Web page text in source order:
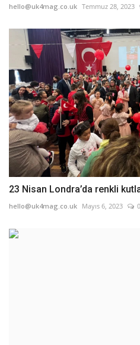
hello@uk4mag.co.uk Temmuz 28, 2023
23 Nisan Londra’da renkli
hello@uk4mag.co.uk Mayıs 6, 2023 0